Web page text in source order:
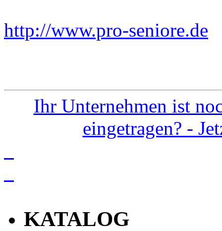
http://www.pro-seniore.de
Ihr Unternehmen ist
eingetragen? -
KATALOG